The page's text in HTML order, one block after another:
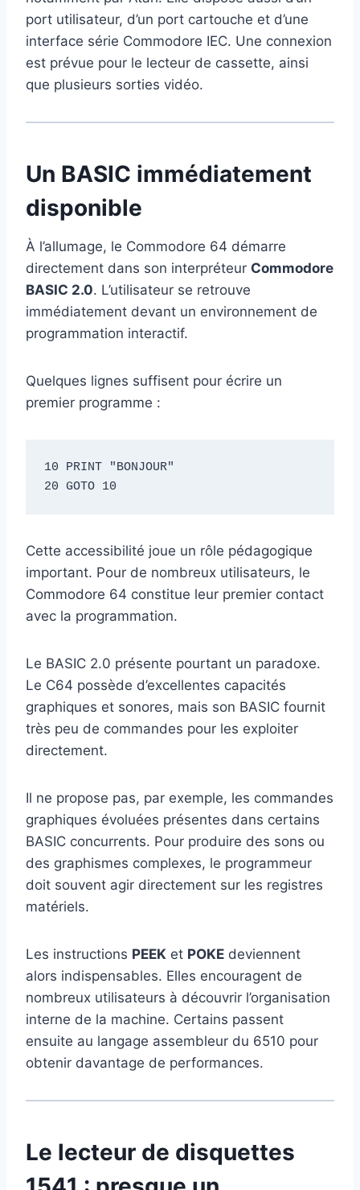
port utilisateur, d’un port cartouche et d’une
interface série Commodore IEC. Une connexion
est prévue pour le lecteur de cassette, ainsi
que plusieurs sorties vidéo.
Un BASIC immédiatement
disponible
À l’allumage, le Commodore 64 démarre
directement dans son interpréteur Commodore
BASIC 2.0. L’utilisateur se retrouve
immédiatement devant un environnement de
programmation interactif.
Quelques lignes suffisent pour écrire un
premier programme :
10 PRINT "BONJOUR"
20 GOTO 10
Cette accessibilité joue un rôle pédagogique
important. Pour de nombreux utilisateurs, le
Commodore 64 constitue leur premier contact
avec la programmation.
Le BASIC 2.0 présente pourtant un paradoxe.
Le C64 possède d’excellentes capacités
graphiques et sonores, mais son BASIC fournit
très peu de commandes pour les exploiter
directement.
Il ne propose pas, par exemple, les commandes
graphiques évoluées présentes dans certains
BASIC concurrents. Pour produire des sons ou
des graphismes complexes, le programmeur
doit souvent agir directement sur les registres
matériels.
Les instructions PEEK et POKE deviennent
alors indispensables. Elles encouragent de
nombreux utilisateurs à découvrir l’organisation
interne de la machine. Certains passent
ensuite au langage assembleur du 6510 pour
obtenir davantage de performances.
Le lecteur de disquettes